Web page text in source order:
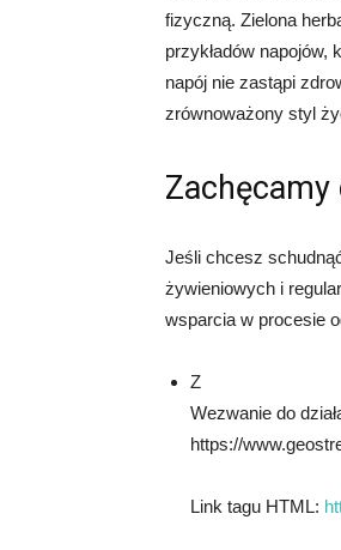
fizyczną. Zielona
przykładów
napój nie zastąpi
zrównoważony styl
Zachęcamy
Jeśli chcesz
żywieniowych i
wsparcia w procesie
Z
Wezwanie do
https://
Link tagu HTML: